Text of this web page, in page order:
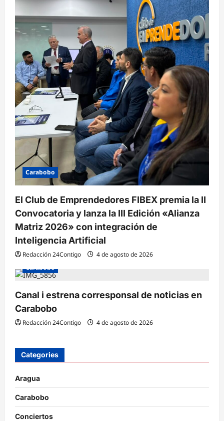
Carabobo
El Club de Emprendedores FIBEX premia la II
Convocatoria y lanza la III Edición «Alianza
Matriz 2026» con integración de
Inteligencia Artificial
Redacción 24Contigo
4 de agosto de 2026
Carabobo
Canal i estrena corresponsal de noticias en
Carabobo
Redacción 24Contigo 4 de agosto de 2026
Categories
Aragua
Carabobo
Conciertos